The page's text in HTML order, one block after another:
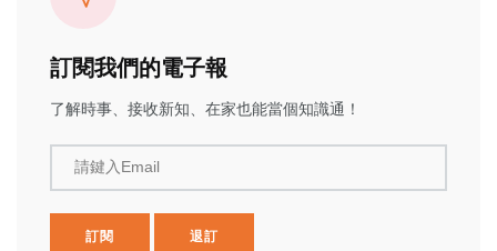
訂閱我們的電子報
了解時事、接收新知、在家也能當個知識通！
請鍵入Email
訂閱 退訂